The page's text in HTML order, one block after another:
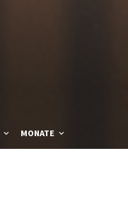
MONATE